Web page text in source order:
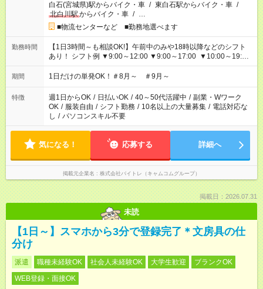
白石(宮城県)駅からバイク・車 / 東白石駅からバイク・車 /
北白川駅からバイク・車 / …
■物流センターなど ■勤務地選べます
勤務時間
【1日3時間～も相談OK!】午前中のみや18時以降などのシフト
あり！ シフト例 ▼9:00～12:00 ▼9:00～17:00 ▼10:00～19:00
▼18:00～21:00
期間 1日だけの単発OK！＃8月～ ＃9月～
特徴 週1日からOK / 日払いOK / 40～50代活躍中 / 副業・Wワーク
OK / 服装自由 / シフト勤務 / 10名以上の大量募集 / 電話対応な
し / パソコンスキル不要
気になる！ 応募する 詳細へ
掲載元企業名 株式会社バイトレ（キャムコムグループ）
掲載日：2026.07.31
未読
【1日～】スマホから3分で登録完了＊文房具の仕
分け
派遣 職種未経験OK 社会人未経験OK 大学生歓迎
ブランクOK
WEB登録・面接OK